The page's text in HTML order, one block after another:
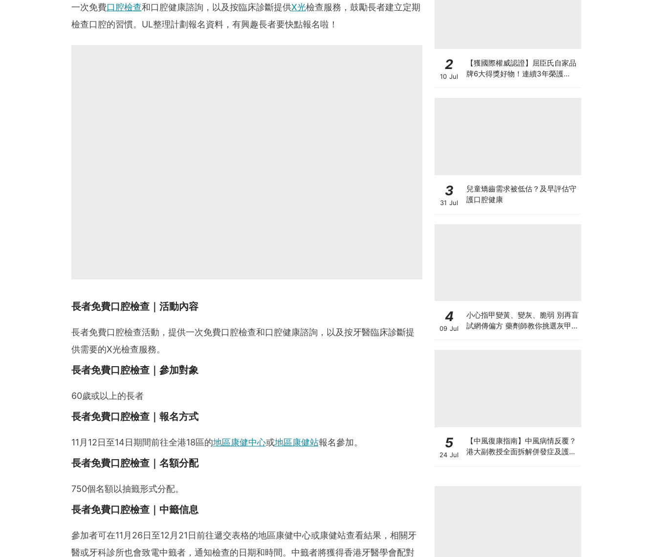
一次免費口腔檢查和口腔健康諮詢，以及按臨床診斷提供X光檢查服務，鼓勵長者建立定期
檢查口腔的習慣。UL整理計劃報名資料，有興趣長者要快點報名啦！
長者免費口腔檢查｜活動內容
長者免費口腔檢查活動，提供一次免費口腔檢查和口腔健康諮詢，以及按牙醫臨床診斷提
供需要的X光檢查服務。
長者免費口腔檢查｜參加對象
60歲或以上的長者
長者免費口腔檢查｜報名方式
11月12日至14日期間前往全港18區的地區康健中心或地區康健站報名參加。
長者免費口腔檢查｜名額分配
750個名額以抽籤形式分配。
長者免費口腔檢查｜中籤信息
參加者可在11月26日至12月21日前往遞交表格的地區康健中心或康健站查看結果，相關牙
醫或牙科診所也會致電中籤者，通知檢查的日期和時間。中籤者將獲得香港牙醫學會配對
2
10 Jul
【獲國際權威認證】屈臣氏自家品
牌6大得獎好物！連續3年榮護
3
31 Jul
兒童矯齒需求被低估？及早評估守
護口腔健康
4
09 Jul
小心指甲變黃、變灰、脆弱 別再盲
試網傳偏方 藥劑師教你挑選灰甲產
5
24 Jul
【中風復康指南】中風病情反覆？
港大副教授全面拆解併發症及護理